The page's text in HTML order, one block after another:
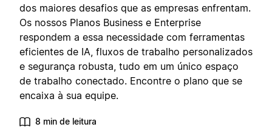
dos maiores desafios que as empresas enfrentam.
Os nossos Planos Business e Enterprise
respondem a essa necessidade com ferramentas
eficientes de IA, fluxos de trabalho personalizados
e segurança robusta, tudo em um único espaço
de trabalho conectado. Encontre o plano que se
encaixa à sua equipe.
8 min de leitura